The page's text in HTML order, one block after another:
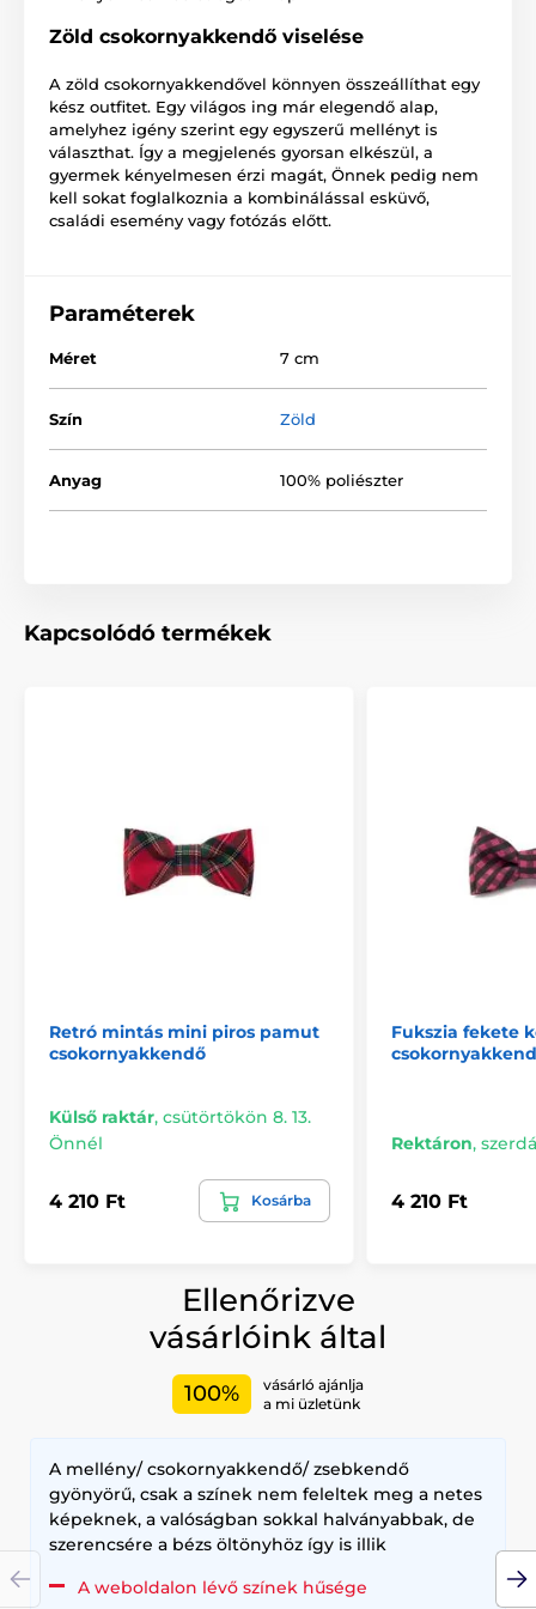
Zöld csokornyakkendő viselése
A zöld csokornyakkendővel könnyen összeállíthat egy
kész outfitet. Egy világos ing már elegendő alap,
amelyhez igény szerint egy egyszerű mellényt is
választhat. Így a megjelenés gyorsan elkészül, a
gyermek kényelmesen érzi magát, Önnek pedig nem
kell sokat foglalkoznia a kombinálással esküvő,
családi esemény vagy fotózás előtt.
Paraméterek
Méret 7 cm
Szín Zöld
Anyag 100% poliészter
Kapcsolódó termékek
Retró mintás mini piros pamut
csokornyakkendő
Külső raktár, csütörtökön 8. 13.
Önnél
4 210 Ft Kosárba
Fukszia fekete
Rektáron,
4 210 Ft
Ellenőrizve
vásárlóink által
100%
vásárló ajánlja
a mi üzletünk
A mellény/ csokornyakkendő/ zsebkendő
gyönyörű, csak a színek nem feleltek meg a netes
képeknek, a valóságban sokkal halványabbak, de
szerencsére a bézs öltönyhöz így is illik
A weboldalon lévő színek hűsége